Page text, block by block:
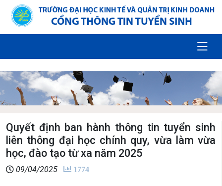
Quyết định ban hành thông tin tuyển sinh
liên thông đại học chính quy, vừa làm vừa
học, đào tạo từ xa năm 2025
09/04/2025 1774